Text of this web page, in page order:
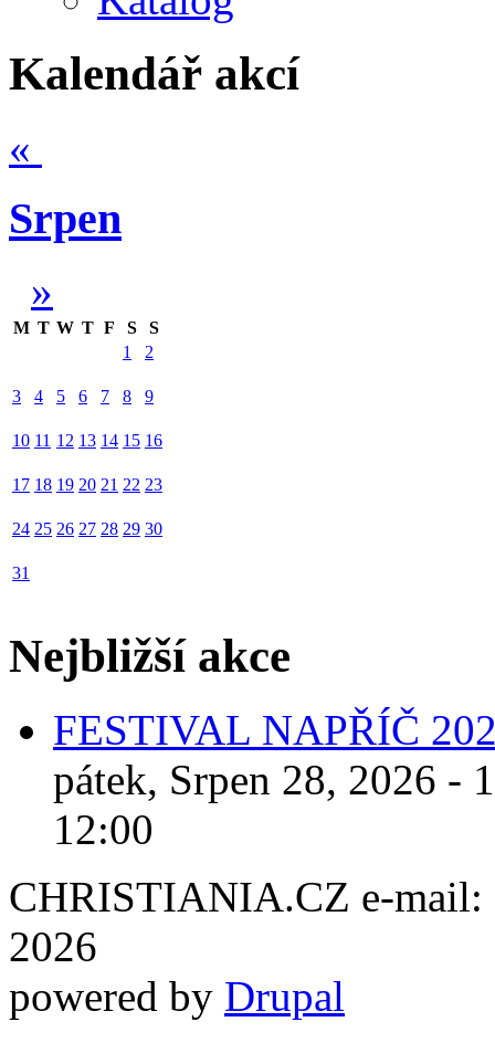
Kalendář akcí
«
Srpen
»
M T W T F S
S
1
2
3 4 5 6 7 8 9
10 11 12 13 14 15 16
17 18 19 20 21 22 23
24 25 26 27 28 29 30
31
Nejbližší akce
FESTIVAL NAPŘÍČ
pátek, Srpen 28, 2026 -
12:00
CHRISTIANIA.CZ e-mail:
2026
powered by Drupal